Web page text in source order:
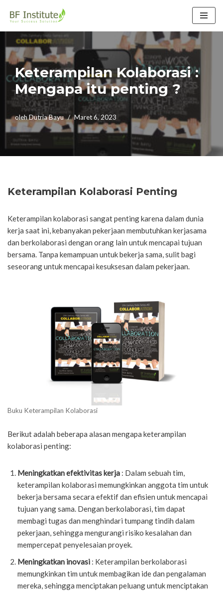
konten
Keterampilan Kolaborasi :
Mengapa itu penting ?
olehDutria Bayu Maret 6, 2023
Keterampilan Kolaborasi Penting
Keterampilan kolaborasi sangat penting karena dalam dunia
kerja saat ini, kebanyakan pekerjaan membutuhkan kerjasama
dan berkolaborasi dengan orang lain untuk mencapai tujuan
bersama. Tanpa kemampuan untuk bekerja sama, sulit bagi
seseorang untuk mencapai kesuksesan dalam pekerjaan.
Buku Keterampilan Kolaborasi
Berikut adalah beberapa alasan mengapa keterampilan
kolaborasi penting:
Meningkatkan efektivitas kerja : Dalam sebuah tim,
keterampilan kolaborasi memungkinkan anggota tim untuk
bekerja bersama secara efektif dan efisien untuk mencapai
tujuan yang sama. Dengan berkolaborasi, tim dapat
membagi tugas dan menghindari tumpang tindih dalam
pekerjaan, sehingga mengurangi risiko kesalahan dan
mempercepat penyelesaian proyek.
Meningkatkan inovasi : Keterampilan berkolaborasi
memungkinkan tim untuk membagikan ide dan pengalaman
mereka, sehingga menciptakan peluang untuk menciptakan